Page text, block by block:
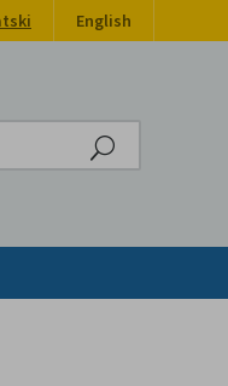
English